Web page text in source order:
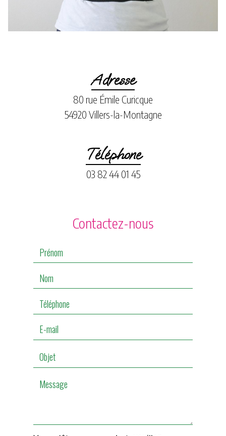
Adresse
80 rue Émile Curicque
54920 Villers-la-Montagne
Téléphone
03 82 44 01 45
Contactez-nous